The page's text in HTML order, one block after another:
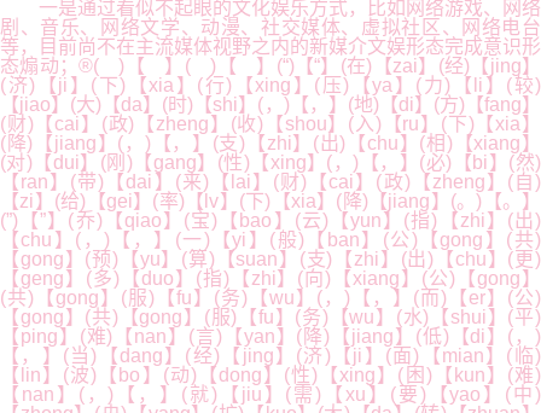
一是通过看似不起眼的文化娱乐方式，比如网络游戏、网络
剧、音乐、网络文学、动漫、社交媒体、虚拟社区、网络电台
等，目前尚不在主流媒体视野之内的新媒介文娱形态完成意识形
态煽动；®( )【 】( )【 】(“)【“】(在)【zai】(经)【jing】
(济)【ji】(下)【xia】(行)【xing】(压)【ya】(力)【li】(较)
【jiao】(大)【da】(时)【shi】(，)【，】(地)【di】(方)【fang】
(财)【cai】(政)【zheng】(收)【shou】(入)【ru】(下)【xia】
(降)【jiang】(，)【，】(支)【zhi】(出)【chu】(相)【xiang】
(对)【dui】(刚)【gang】(性)【xing】(，)【，】(必)【bi】(然)
【ran】(带)【dai】(来)【lai】(财)【cai】(政)【zheng】(自)
【zi】(给)【gei】(率)【lv】(下)【xia】(降)【jiang】(。)【。】
(”)【”】(乔)【qiao】(宝)【bao】(云)【yun】(指)【zhi】(出)
【chu】(，)【，】(一)【yi】(般)【ban】(公)【gong】(共)
【gong】(预)【yu】(算)【suan】(支)【zhi】(出)【chu】(更)
【geng】(多)【duo】(指)【zhi】(向)【xiang】(公)【gong】
(共)【gong】(服)【fu】(务)【wu】(，)【，】(而)【er】(公)
【gong】(共)【gong】(服)【fu】(务)【wu】(水)【shui】(平)
【ping】(难)【nan】(言)【yan】(降)【jiang】(低)【di】(，)
【，】(当)【dang】(经)【jing】(济)【ji】(面)【mian】(临)
【lin】(波)【bo】(动)【dong】(性)【xing】(困)【kun】(难)
【nan】(，)【，】(就)【jiu】(需)【xu】(要)【yao】(中)